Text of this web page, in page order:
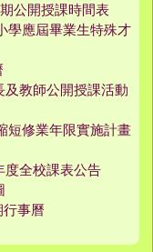
公開授課時間表
學應屆畢業生特殊才
教師公開授課活動
短修業年限實施計畫
全校課表公告
事曆